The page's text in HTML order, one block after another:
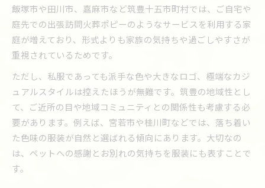
飯塚市や田川市、嘉麻市など筑豊十五市町村では、ご自宅や
庭先での出張訪問火葬ポピーのようなサービスを利用する家
庭が増えており、形式よりも家族の気持ちや過ごしやすさが
重視されているためです。
ただし、私服であっても派手な色や大きなロゴ、極端なカジ
ュアルスタイルは控えたほうが無難です。筑豊の地域性とし
て、ご近所の目や地域コミュニティとの関係性も考慮する必
要があります。例えば、宮若市や桂川町などでは、落ち着い
た色味の服装が自然と選ばれる傾向にあります。大切なの
は、ペットへの感謝とお別れの気持ちを服装にも表すことで
す。